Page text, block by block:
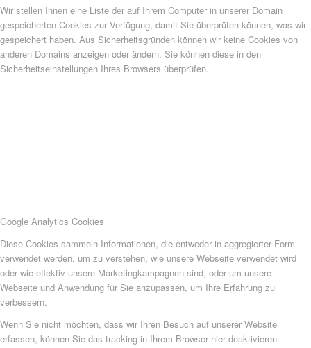
Wir stellen Ihnen eine Liste der auf Ihrem Computer in unserer Domain
gespeicherten Cookies zur Verfügung, damit Sie überprüfen können, was wir
gespeichert haben. Aus Sicherheitsgründen können wir keine Cookies von
anderen Domains anzeigen oder ändern. Sie können diese in den
Sicherheitseinstellungen Ihres Browsers überprüfen.
Google Analytics Cookies
Diese Cookies sammeln Informationen, die entweder in aggregierter Form
verwendet werden, um zu verstehen, wie unsere Webseite verwendet wird
oder wie effektiv unsere Marketingkampagnen sind, oder um unsere
Webseite und Anwendung für Sie anzupassen, um Ihre Erfahrung zu
verbessern.
Wenn Sie nicht möchten, dass wir Ihren Besuch auf unserer Website
erfassen, können Sie das tracking in Ihrem Browser hier deaktivieren: